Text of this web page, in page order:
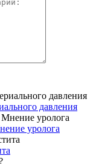
давления
уролога